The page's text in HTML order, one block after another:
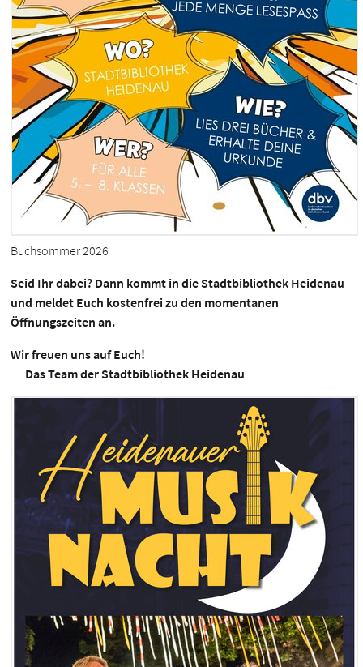
Buchsommer 2026
Seid Ihr dabei? Dann kommt in die Stadtbibliothek Heidenau
und meldet Euch kostenfrei zu den momentanen
Öffnungszeiten an.
Wir freuen uns auf Euch!
DasTeam der Stadtbibliothek Heidenau